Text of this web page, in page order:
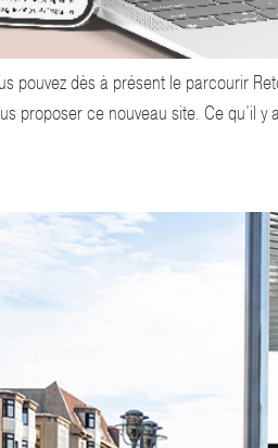
pouvez dès à présent le parcourir
proposer ce nouveau site. Ce